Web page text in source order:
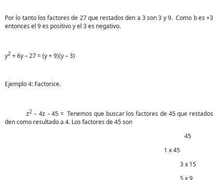
Por lo tanto los factores de 27 que restados den a 3 son 3 y 9. Como b es +3
entonces el 9 es positivo y el 3 es negativo.
y2 + 6y – 27 = (y + 9)(y – 3)
Ejemplo 4: Factorice.
z2 – 4z – 45 = Tenemos que buscar los factores de 45 que restados
den como resultado a 4. Los factores de 45 son
45
1 x 45
3 x 15
5 x 9